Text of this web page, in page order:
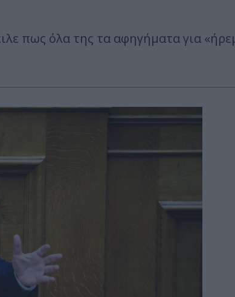
πως όλα της τα αφηγήματα για